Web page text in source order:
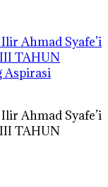
Ahmad Syafe’i
TAHUN
Aspirasi
Ahmad Syafe’i
TAHUN